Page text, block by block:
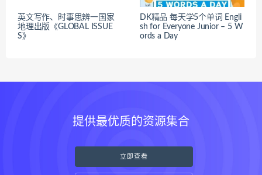
英文写作、时事思辨一国家
地理出版《GLOBAL ISSUE
S》
DK精品 每天学5个单词 Engli
sh for Everyone Junior – 5 W
ords a Day
提供最优质的资源集合
立即查看